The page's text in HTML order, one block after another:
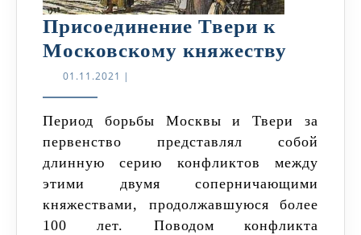
Присоединение Твери к
Московскому княжеству
01.11.2021 01.11.2021
|
Период борьбы Москвы и Твери за
первенство представлял собой
длинную серию конфликтов между
этими двумя соперничающими
княжествами, продолжавшуюся более
100 лет. Поводом конфликта